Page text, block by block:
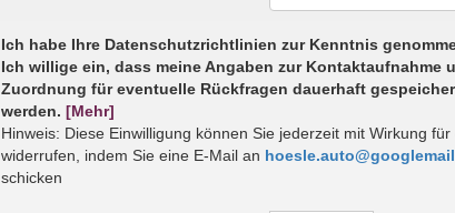
Ich habe Ihre Datenschutzrichtlinien zur Kenntnis
Ich willige ein, dass meine Angaben zur Kontaktaufnahme
Zuordnung für eventuelle Rückfragen dauerhaft
werden. [Mehr]
Hinweis: Diese Einwilligung können Sie jederzeit mit Wirkung
widerrufen, indem Sie eine E-Mail an
schicken